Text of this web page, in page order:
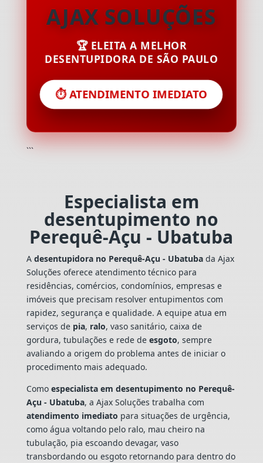
AJAX SOLUÇÕES
🏆 ELEITA A MELHOR
DESENTUPIDORA DE SÃO PAULO
⏱️ ATENDIMENTO IMEDIATO
```
Especialista em
desentupimento no
Perequê-Açu - Ubatuba
A desentupidora no Perequê-Açu - Ubatubada Ajax
Soluções oferece atendimento técnico para
residências, comércios, condomínios, empresas e
imóveis que precisam resolver entupimentos com
rapidez, segurança e qualidade. A equipe atua em
serviços de pia, ralo, vaso sanitário, caixa de
gordura, tubulações e rede de esgoto, sempre
avaliando a origem do problema antes de iniciar o
procedimento mais adequado.
Como especialista em desentupimento no Perequê-
Açu - Ubatuba, a Ajax Soluções trabalha com
atendimento imediato para situações de urgência,
como água voltando pelo ralo, mau cheiro na
tubulação, pia escoando devagar, vaso
transbordando ou esgoto retornando para dentro do